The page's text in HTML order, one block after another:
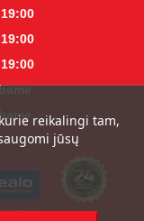
reikalingi tam,
jūsų